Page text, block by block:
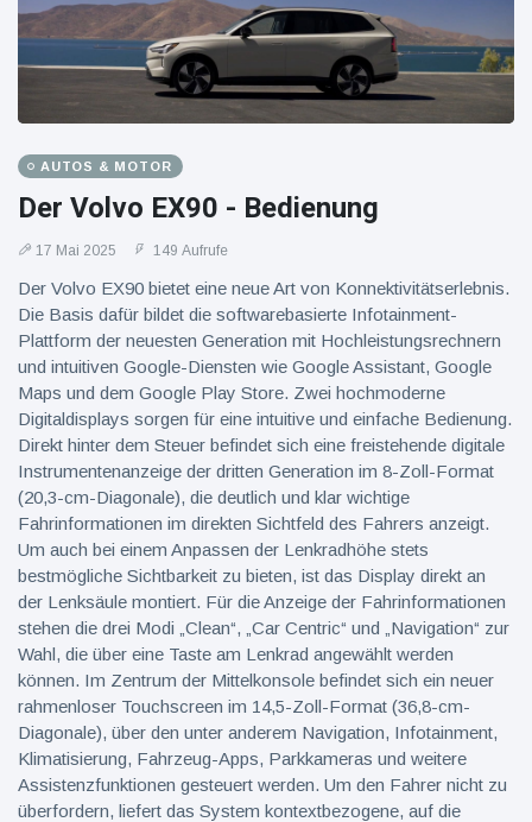
AUTOS & MOTOR
Der Volvo EX90 - Bedienung
17 Mai 2025 149 Aufrufe
Der Volvo EX90 bietet eine neue Art von Konnektivitätserlebnis.
Die Basis dafür bildet die softwarebasierte Infotainment-
Plattform der neuesten Generation mit Hochleistungsrechnern
und intuitiven Google-Diensten wie Google Assistant, Google
Maps und dem Google Play Store. Zwei hochmoderne
Digitaldisplays sorgen für eine intuitive und einfache Bedienung.
Direkt hinter dem Steuer befindet sich eine freistehende digitale
Instrumentenanzeige der dritten Generation im 8-Zoll-Format
(20,3-cm-Diagonale), die deutlich und klar wichtige
Fahrinformationen im direkten Sichtfeld des Fahrers anzeigt.
Um auch bei einem Anpassen der Lenkradhöhe stets
bestmögliche Sichtbarkeit zu bieten, ist das Display direkt an
der Lenksäule montiert. Für die Anzeige der Fahrinformationen
stehen die drei Modi „Clean“, „Car Centric“ und „Navigation“ zur
Wahl, die über eine Taste am Lenkrad angewählt werden
können. Im Zentrum der Mittelkonsole befindet sich ein neuer
rahmenloser Touchscreen im 14,5-Zoll-Format (36,8-cm-
Diagonale), über den unter anderem Navigation, Infotainment,
Klimatisierung, Fahrzeug-Apps, Parkkameras und weitere
Assistenzfunktionen gesteuert werden. Um den Fahrer nicht zu
überfordern, liefert das System kontextbezogene, auf die